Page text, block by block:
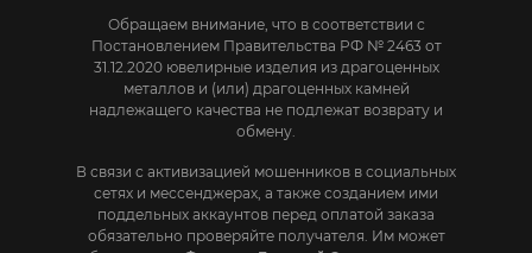
Обращаем внимание, что в соответствии с
Постановлением Правительства РФ № 2463 от
31.12.2020 ювелирные изделия из драгоценных
металлов и (или) драгоценных камней
надлежащего качества не подлежат возврату и
обмену.
В связи с активизацией мошенников в социальных
сетях и мессенджерах, а также созданием ими
поддельных аккаунтов перед оплатой заказа
обязательно проверяйте получателя. Им может